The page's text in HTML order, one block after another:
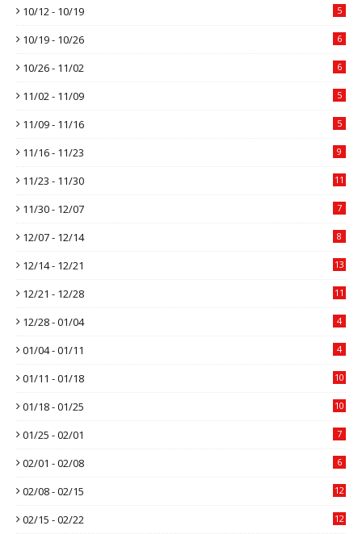
10/12 - 10/19 5
10/19 - 10/26 6
10/26 - 11/02 6
11/02 - 11/09 5
11/09 - 11/16 5
11/16 - 11/23 9
11/23 - 11/30 11
11/30 - 12/07 7
12/07 - 12/14 8
12/14 - 12/21 13
12/21 - 12/28 11
12/28 - 01/04 4
01/04 - 01/11 4
01/11 - 01/18 10
01/18 - 01/25 10
01/25 - 02/01 7
02/01 - 02/08 6
02/08 - 02/15 12
02/15 - 02/22 12